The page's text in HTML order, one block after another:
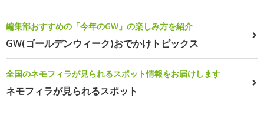
編集部おすすめの「今年のGW」の楽しみ方を紹介
GW(ゴールデンウィーク)おでかけトピックス
全国のネモフィラが見られるスポット情報をお届けします
ネモフィラが見られるスポット